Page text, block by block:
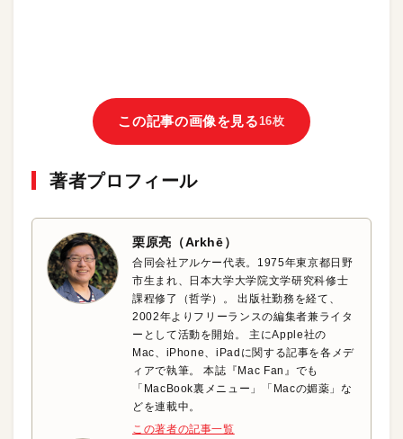
この記事の画像を見る 16枚
著者プロフィール
栗原亮（Arkhē）
合同会社アルケー代表。1975年東京都日野
市生まれ、日本大学大学院文学研究科修士
課程修了（哲学）。 出版社勤務を経て、
2002年よりフリーランスの編集者兼ライタ
ーとして活動を開始。 主にApple社の
Mac、iPhone、iPadに関する記事を各メデ
ィアで執筆。 本誌『Mac Fan』でも
「MacBook裏メニュー」「Macの媚薬」な
どを連載中。
この著者の記事一覧